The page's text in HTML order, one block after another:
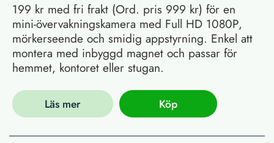
199 kr med fri frakt (Ord. pris 999 kr) för en
mini-övervakningskamera med Full HD 1080P,
mörkerseende och smidig appstyrning. Enkel att
montera med inbyggd magnet och passar för
hemmet, kontoret eller stugan.
Läs mer Köp